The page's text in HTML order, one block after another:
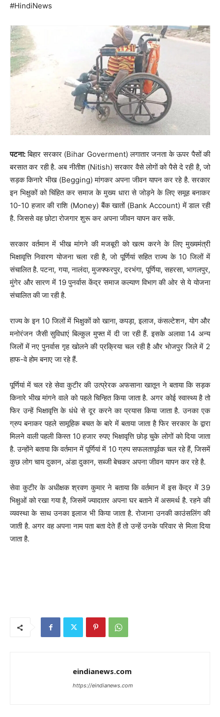
#HindiNews
पटना:बिहार सरकार (Bihar Goverment) लगातार जनता के ऊपर पैसों की
बरसात कर रही है. अब नीतीश (Nitish) सरकार वैसे लोगों को पैसे दे रही है, जो
सड़क किनारे भीख (Begging) मांगकर अपना जीवन यापन कर रहे है. सरकार
इन भिक्षुकों को चिंहित कर समाज के मुख्य धारा से जोड़ने के लिए समूह बनाकर
10-10 हजार की राशि (Money) बैंक खातों (Bank Account) में डाल रही
है. जिससे वह छोटा रोजगार शुरू कर अपना जीवन यापन कर सकें.
सरकार वर्तमान में भीख मांगने की मजबूरी को खत्म करने के लिए मुख्यमंत्री
भिक्षावृत्ति निवारण योजना चला रही है, जो पूर्णियां सहित राज्य के 10 जिलों में
संचालित है. पटना, गया, नालंदा, मुजफ्फरपुर, दरभंगा, पूर्णिया, सहरसा, भागलपुर,
मुंगेर और सारण में 19 पुनर्वास केंद्र समाज कल्याण विभाग की ओर से ये योजना
संचालित की जा रही है.
राज्य के इन 10 जिलों में भिक्षुकों को खाना, कपड़ा, इलाज, कंसल्टेशन, योग और
मनोरंजन जैसी सुविधाएं बिल्कुल मुफ्त में दी जा रही हैं. इसके अलावा 14 अन्य
जिलों में नए पुनर्वास गृह खोलने की प्रक्रिया चल रही है और भोजपुर जिले में 2
हाफ-वे होम बनाए जा रहे हैं.
पूर्णियां में चल रहे सेवा कुटीर की उत्प्रेरक अफसाना खातून ने बताया कि सड़क
किनारे भीख मांगने वाले को पहले चिन्हित किया जाता है. अगर कोई स्वास्थ्य है तो
फिर उन्हें भिक्षावृत्ति के धंधे से दूर करने का प्रयास किया जाता है. उनका एक
ग्रुप बनाकर पहले सामूहिक बचत के बारे में बताया जाता है फिर सरकार के द्वारा
मिलने वाली पहली किस्त 10 हजार रुपए भिक्षावृत्ति छोड़ चुके लोगों को दिया जाता
है. उन्होंने बताया कि वर्तमान में पूर्णियां में 10 ग्रुप सफलतापूर्वक चल रहे हैं, जिसमें
कुछ लोग चाय दुकान, अंडा दुकान, सब्जी बेचकर अपना जीवन यापन कर रहे है.
सेवा कुटीर के अधीक्षक श्रवण कुमार ने बताया कि वर्तमान में इस केंद्र में 39
भिक्षुओं को रखा गया है, जिसमें ज्यादातर अपना घर बताने में असमर्थ है. रहने की
व्यवस्था के साथ उनका इलाज भी किया जाता है. रोजाना उनकी काउंसलिंग की
जाती है. अगर वह अपना नाम पता बता देते हैं तो उन्हें उनके परिवार से मिला दिया
जाता है.
eindianews.com
https://eindianews.com